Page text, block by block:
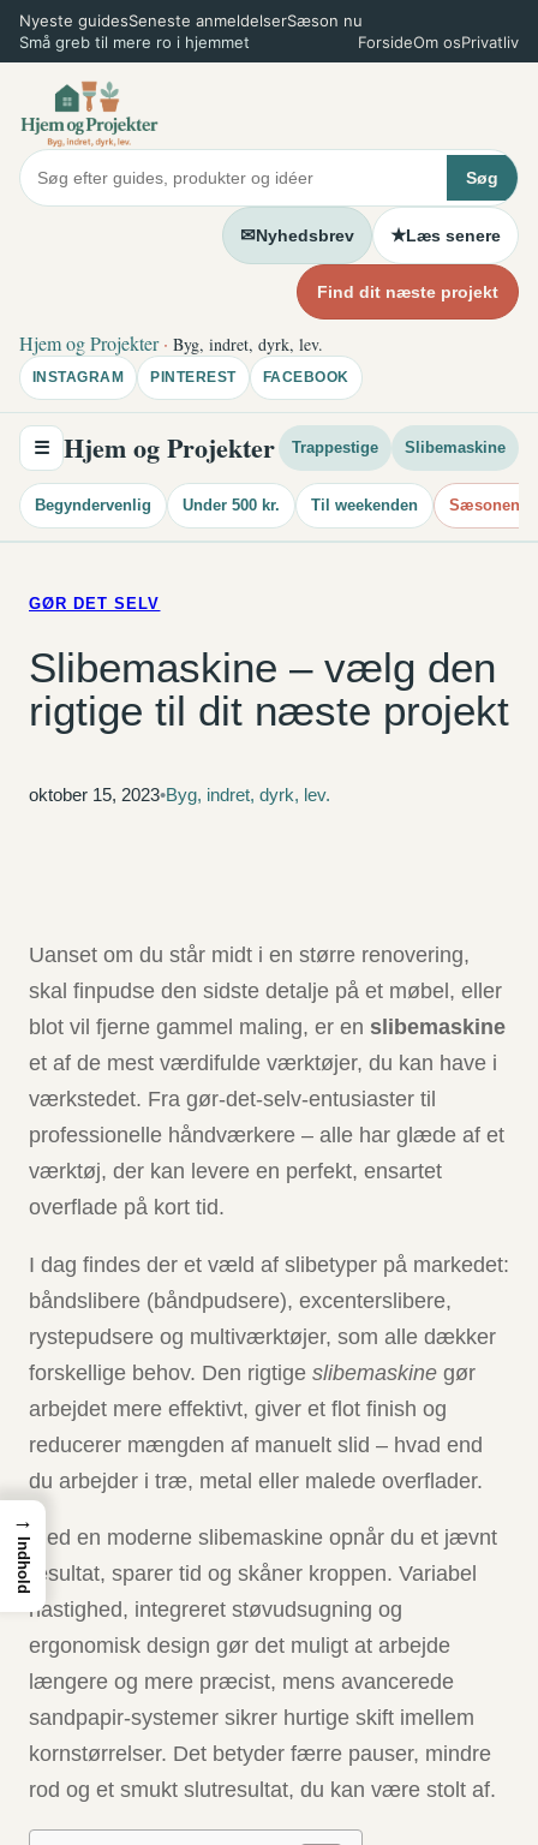
Spring
indhold
Nyeste guidesSeneste anmeldelserSæson nu
Små greb til mere ro i hjemmet
ForsideOm osPrivatliv
Søg
✉Nyhedsbrev ★Læs senere
Find dit næste projekt
Hjem og Projekter· Byg, indret, dyrk, lev.
INSTAGRAM PINTEREST FACEBOOK
☰ Hjem og Projekter Trappestige Slibemaskine
Begyndervenlig Under 500 kr. Til weekenden Sæsonens
GØR DET SELV
Slibemaskine – vælg den
rigtige til dit næste projekt
oktober 15, 2023•Byg, indret, dyrk, lev.
Uanset om du står midt i en større renovering,
skal finpudse den sidste detalje på et møbel, eller
blot vil fjerne gammel maling, er en slibemaskine
et af de mest værdifulde værktøjer, du kan have i
værkstedet. Fra gør-det-selv-entusiaster til
professionelle håndværkere – alle har glæde af et
værktøj, der kan levere en perfekt, ensartet
overflade på kort tid.
I dag findes der et væld af slibetyper på markedet:
båndslibere (båndpudsere), excenterslibere,
rystepudsere og multiværktøjer, som alle dækker
forskellige behov. Den rigtige slibemaskine gør
arbejdet mere effektivt, giver et flot finish og
reducerer mængden af manuelt slid – hvad end
du arbejder i træ, metal eller malede overflader.
Med en moderne slibemaskine opnår du et jævnt
resultat, sparer tid og skåner kroppen. Variabel
hastighed, integreret støvudsugning og
ergonomisk design gør det muligt at arbejde
længere og mere præcist, mens avancerede
sandpapir-systemer sikrer hurtige skift imellem
kornstørrelser. Det betyder færre pauser, mindre
rod og et smukt slutresultat, du kan være stolt af.
→
Indhold